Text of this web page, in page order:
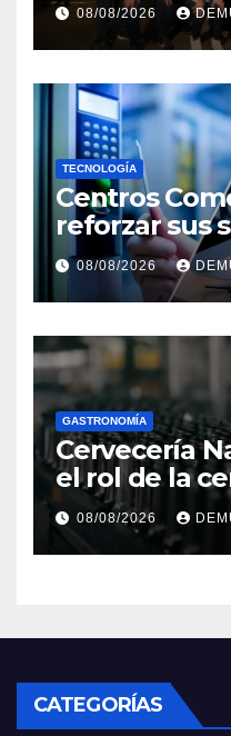
DE VIVIR EL
08/08/2026
TECNOLOGÍA
Centros
reforzar sus
seguridad
incremento
el Décimo
08/08/2026
GASTRONOMÍA
Cervecería
el rol de la
motor de
económico y
en Panamá
08/08/2026
CATEGORÍAS